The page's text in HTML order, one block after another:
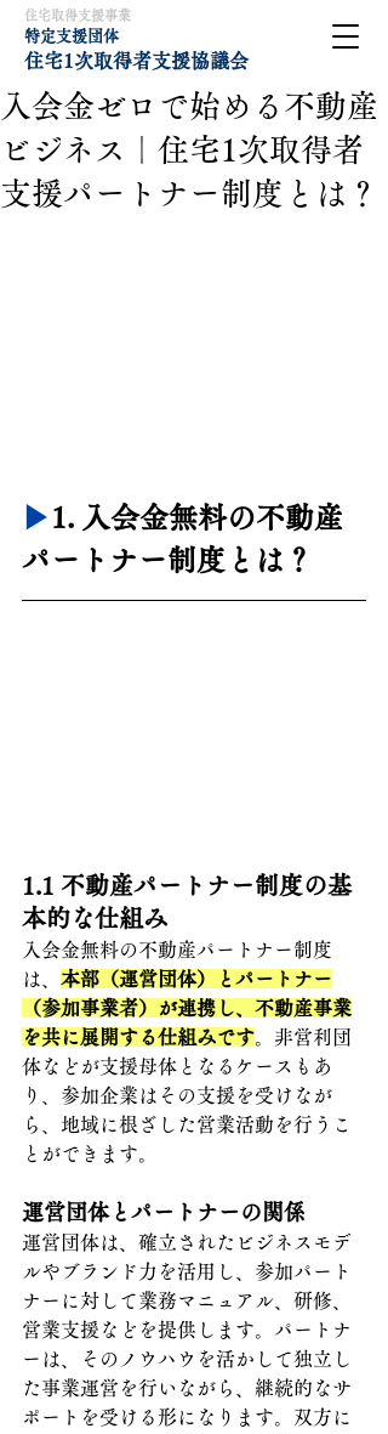
特定支援団体
住宅1次取得者支援協議会
住宅取得支援事業
入会金ゼロで始める不動産
ビジネス｜住宅1次取得者
支援パートナー制度とは？
▶︎ 1. 入会金無料の不動産
パートナー制度とは？
1.1 不動産パートナー制度の基
本的な仕組み
入会金無料の不動産パートナー制度
は、 本部（運営団体）とパートナー
（参加事業者）が連携し、不動産事業
を共に展開する仕組みです 。非営利団
体などが支援母体となるケースもあ
り、参加企業はその支援を受けなが
ら、地域に根ざした営業活動を行うこ
とができます。
運営団体とパートナーの関係
運営団体は、確立されたビジネスモデ
ルやブランド力を活用し、参加パート
ナーに対して業務マニュアル、研修、
営業支援などを提供します。パートナ
ーは、そのノウハウを活かして独立し
た事業運営を行いながら、継続的なサ
ポートを受ける形になります。双方に